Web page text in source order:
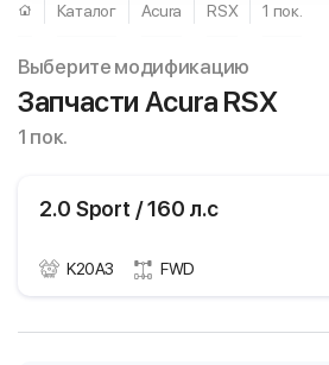
Каталог Acura RSX 1 пок.
Выберите модификацию
Запчасти Acura RSX
1 пок.
2.0 Sport / 160 л.с
K20A3 FWD
Acura RSX